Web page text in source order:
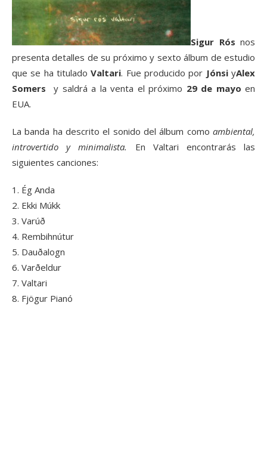
Sigur Rós nos
presenta detalles de su próximo y sexto álbum de estudio
que se ha tituladoValtari. Fue producido por JónsiyAlex
Somers y saldrá a la venta el próximo 29 de mayo en
EUA.
La banda ha descrito el sonido del álbum como ambiental,
introvertido y minimalista. En Valtari encontrarás las
siguientes canciones:
1. Ég Anda
2. Ekki Múkk
3. Varúð
4. Rembihnútur
5. Dauðalogn
6. Varðeldur
7. Valtari
8. Fjögur Pianó